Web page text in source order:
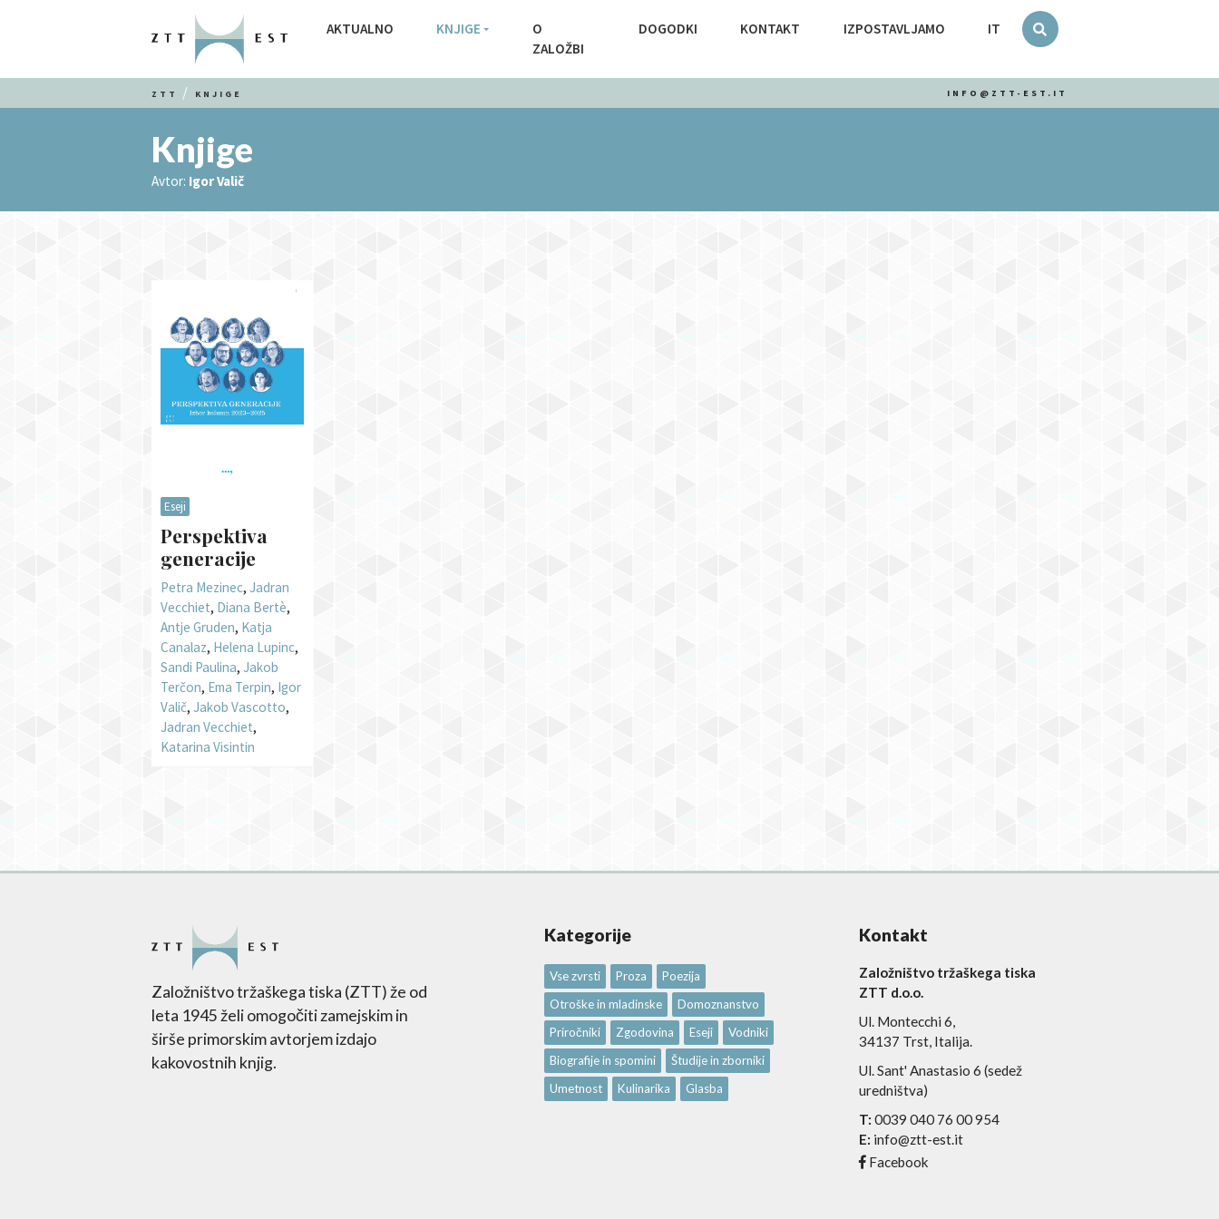
AKTUALNO KNJIGE
O
ZALOŽBI
DOGODKI KONTAKT IZPOSTAVLJAMO IT
ZTT KNJIGE INFO@ZTT-EST.IT
Knjige
Avtor: Igor Valič
Eseji
Perspektiva
generacije
Petra Mezinec, Jadran
Vecchiet, Diana Bertè,
Antje Gruden, Katja
Canalaz, Helena Lupinc,
Sandi Paulina, Jakob
Terčon, Ema Terpin, Igor
Valič, Jakob Vascotto,
Jadran Vecchiet,
Katarina Visintin
Založništvo tržaškega tiska (ZTT) že od
leta 1945 želi omogočiti zamejskim in
širše primorskim avtorjem izdajo
kakovostnih knjig.
Kategorije
Vse zvrsti Proza
Poezija
Otroške in mladinske
Domoznanstvo
Priročniki
Zgodovina Eseji
Vodniki
Biografije in spomini
Študije in zborniki
Umetnost
Kulinarika Glasba
Kontakt
Založništvo tržaškega tiska
ZTT d.o.o.
Ul. Montecchi 6,
34137 Trst, Italija.
Ul. Sant' Anastasio 6 (sedež
uredništva)
T: 0039 040 76 00 954
E: info@ztt-est.it
Facebook